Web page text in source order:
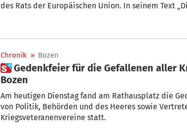
des Rats der Europäischen Union. In seinem Text
Chronik » Bozen
 Gedenkfeier für die Gefallenen aller Kriege am Rathausplatz in
Bozen
Am heutigen Dienstag fand am Rathausplatz die
von Politik, Behörden und des Heeres sowie
Kriegsveteranenvereine statt.